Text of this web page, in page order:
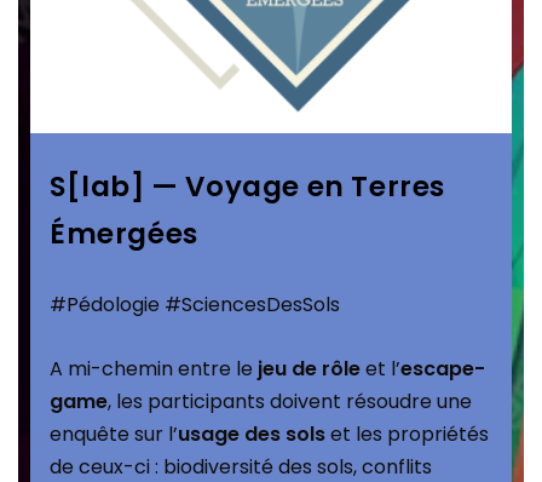
S[lab] — Voyage en Terres
Émergées
#Pédologie #SciencesDesSols
A mi-chemin entre lejeu de rôleet l’escape-
game, les participants doivent résoudre une
enquête sur l’usage des solset les propriétés
de ceux-ci : biodiversité des sols, conflits